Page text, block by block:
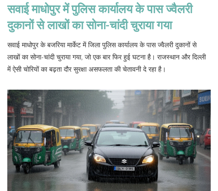
सवाई माधोपुर में पुलिस कार्यालय के पास ज्वैलरी
दुकानों से लाखों का सोना-चांदी चुराया गया
सवाई माधोपुर के बजरिया मार्केट में जिला पुलिस कार्यालय के पास ज्वैलरी दुकानों से
लाखों का सोना-चांदी चुराया गया, जो एक बार फिर हुई घटना है। राजस्थान और दिल्ली
में ऐसी चोरियों का बढ़ता दौर सुरक्षा असफलता की चेतावनी दे रहा है।